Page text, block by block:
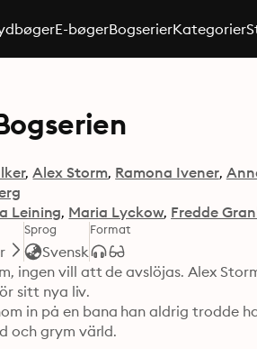
E-bøgerBogserierKategorier
Alex Storm Ramona Ivener
Leining Maria Lyckow Fredde
Sprog
Svensk
Format
ingen vill att de avslöjas. Alex
sitt nya liv.
in på en bana han aldrig trodde